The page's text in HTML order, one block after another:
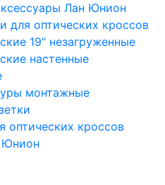
Лан Юнион
для оптических кроссов
19" незагруженные
настенные
монтажные
оптических кроссов
Юнион